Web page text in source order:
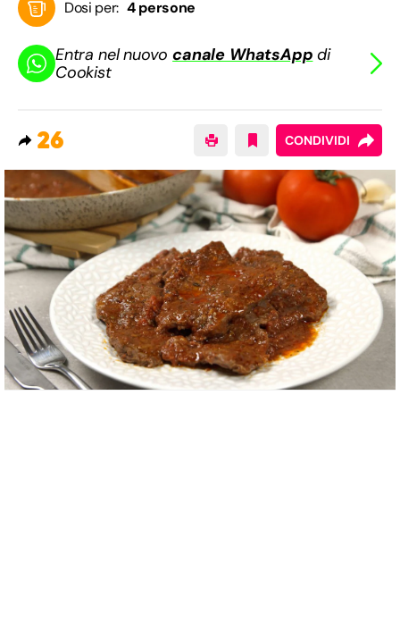
Dosi per: 4 persone
Entra nel nuovocanale WhatsApp di
Cookist
26 CONDIVIDI